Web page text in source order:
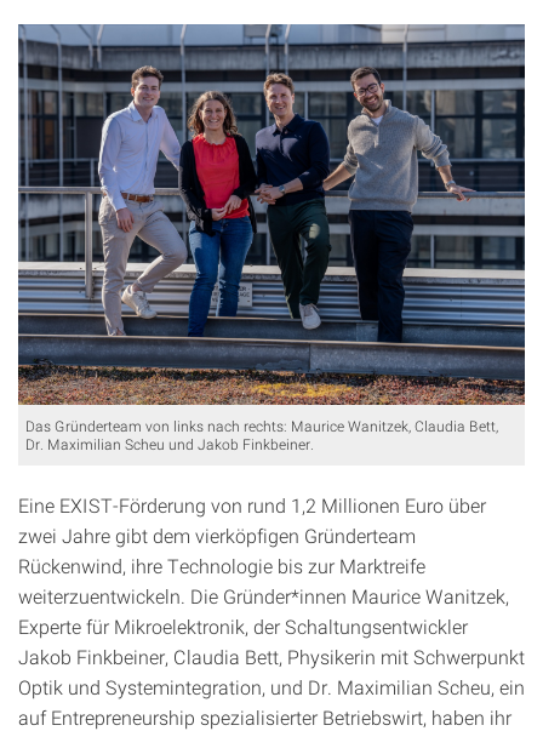
Das Gründerteam von links nach rechts: Maurice Wanitzek, Claudia Bett,
Dr. Maximilian Scheu und Jakob Finkbeiner.
Eine EXIST-Förderung von rund 1,2 Millionen Euro über
zwei Jahre gibt dem vierköpfigen Gründerteam
Rückenwind, ihre Technologie bis zur Marktreife
weiterzuentwickeln. Die Gründer*innen Maurice Wanitzek,
Experte für Mikroelektronik, der Schaltungsentwickler
Jakob Finkbeiner, Claudia Bett, Physikerin mit Schwerpunkt
Optik und Systemintegration, und Dr. Maximilian Scheu, ein
auf Entrepreneurship spezialisierter Betriebswirt, haben ihr